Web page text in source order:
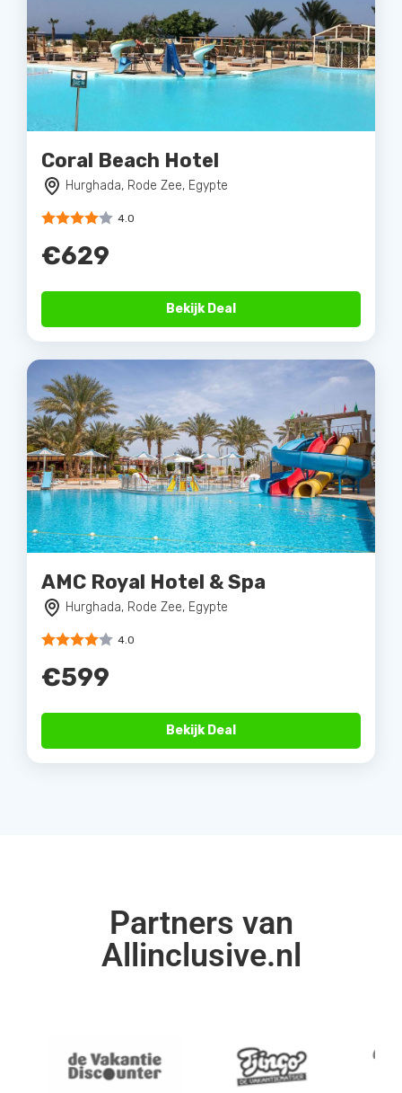
Coral Beach Hotel
Hurghada, Rode Zee, Egypte
4.0
€629
Bekijk Deal
AMC Royal Hotel & Spa
Hurghada, Rode Zee, Egypte
4.0
€599
Bekijk Deal
Partners van
Allinclusive.nl